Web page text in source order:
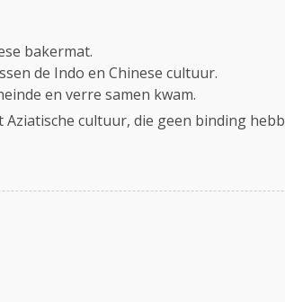
bakermat.
de Indo en Chinese cultuur.
en verre samen kwam.
cultuur, die geen binding